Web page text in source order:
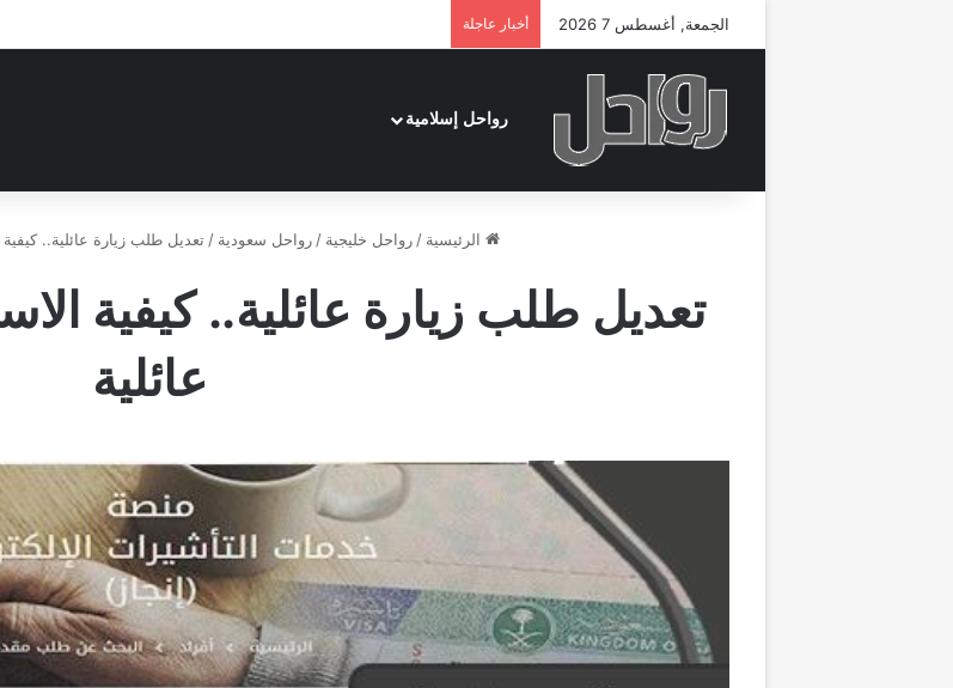
الجمعة, أغسطس 7 2026 أخبار عاجلة
رواحل إسلامية
الرئيسية / رواحل خليجية / رواحل سعودية / تعديل طلب زيارة عائلية..
تعديل طلب زيارة عائلية.. كيفية
عائلية